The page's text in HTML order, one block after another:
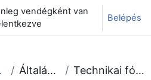
váltása
vendégként van
Belépés
Általános Technikai fórum